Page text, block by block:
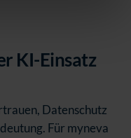
KI-Einsatz
Datenschutz
Für myneva